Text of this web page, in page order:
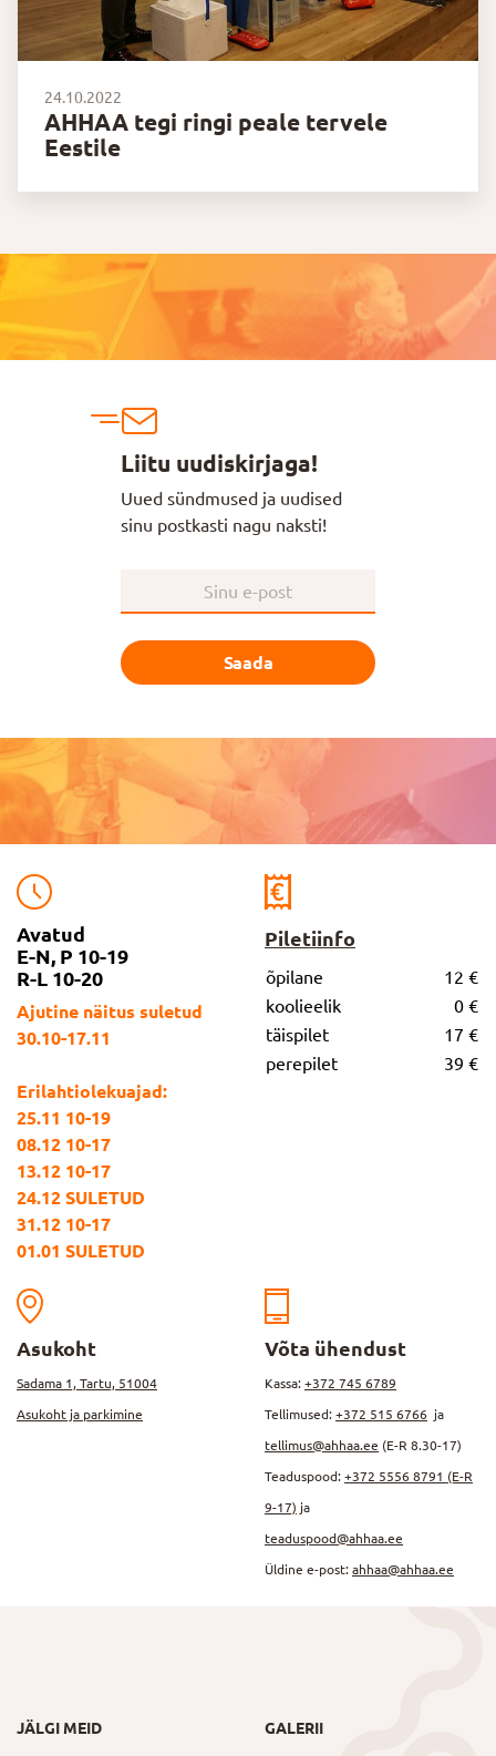
24.10.2022
AHHAA tegi ringi peale tervele
Eestile
Liitu uudiskirjaga!
Uued sündmused ja uudised
sinu postkasti nagu naksti!
Saada
Avatud
E-N, P 10-19
R-L 10-20
Ajutine näitus suletud
30.10-17.11
Erilahtiolekuajad:
25.11 10-19
08.12 10-17
13.12 10-17
24.12 SULETUD
31.12 10-17
01.01 SULETUD
Piletiinfo
õpilane
12 €
koolieelik
0 €
täispilet
17 €
perepilet
39 €
Asukoht
Sadama 1, Tartu, 51004
Asukoht ja parkimine
Võta ühendust
Kassa: +372 745 6789
Tellimused: +372 515 6766 ja
tellimus@ahhaa.ee (E-R 8.30-17)
Teaduspood: +372 5556 8791 (E-R
9-17) ja
teaduspood@ahhaa.ee
Üldine e-post: ahhaa@ahhaa.ee
JÄLGI MEID GALERII